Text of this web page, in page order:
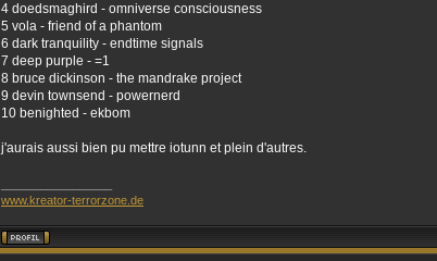
4 doedsmaghird - omniverse consciousness
5 vola - friend of a phantom
6 dark tranquility - endtime signals
7 deep purple - =1
8 bruce dickinson - the mandrake project
9 devin townsend - powernerd
10 benighted - ekbom
j'aurais aussi bien pu mettre iotunn et plein d'autres.
www.kreator-terrorzone.de